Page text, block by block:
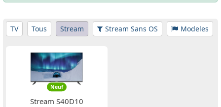
TV Tous Stream Stream Sans OS Modeles
Neuf
Stream S40D10